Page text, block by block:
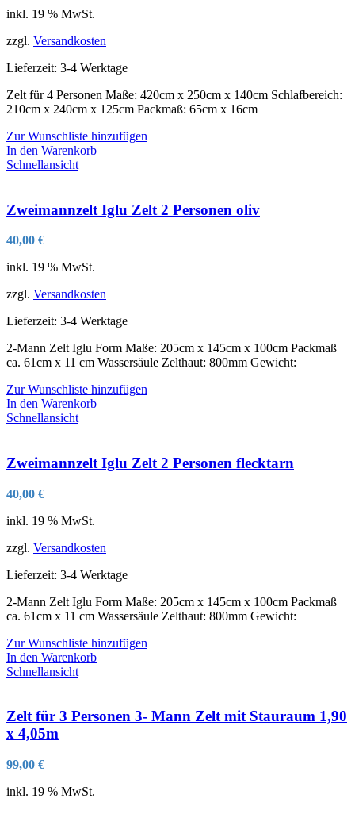
inkl. 19 % MwSt.
zzgl. Versandkosten
Lieferzeit: 3-4 Werktage
Zelt für 4 Personen Maße: 420cm x 250cm x 140cm Schlafbereich:
210cm x 240cm x 125cm Packmaß: 65cm x 16cm
Zur Wunschliste hinzufügen
In den Warenkorb
Schnellansicht
Zweimannzelt Iglu Zelt 2 Personen oliv
40,00 €
inkl. 19 % MwSt.
zzgl. Versandkosten
Lieferzeit: 3-4 Werktage
2-Mann Zelt Iglu Form Maße: 205cm x 145cm x 100cm Packmaß
ca. 61cm x 11 cm Wassersäule Zelthaut: 800mm Gewicht:
Zur Wunschliste hinzufügen
In den Warenkorb
Schnellansicht
Zweimannzelt Iglu Zelt 2 Personen flecktarn
40,00 €
inkl. 19 % MwSt.
zzgl. Versandkosten
Lieferzeit: 3-4 Werktage
2-Mann Zelt Iglu Form Maße: 205cm x 145cm x 100cm Packmaß
ca. 61cm x 11 cm Wassersäule Zelthaut: 800mm Gewicht:
Zur Wunschliste hinzufügen
In den Warenkorb
Schnellansicht
Zelt für 3 Personen 3- Mann Zelt mit Stauraum 1,90
x 4,05m
99,00 €
inkl. 19 % MwSt.